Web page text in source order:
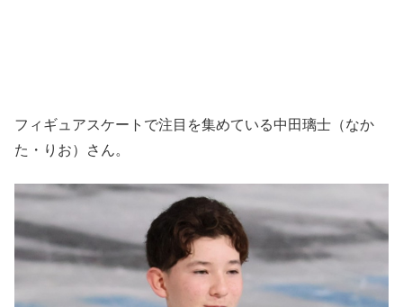
フィギュアスケートで注目を集めている中田璃士（なか
た・りお）さん。